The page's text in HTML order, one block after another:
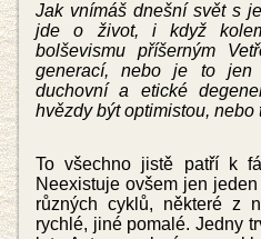
Jak vnímáš dnešní svět s
jde o život, i když
bolševismu příšerným
generací, nebo je to jen
duchovní a etické
hvězdy být optimistou,
To všechno jistě patří k
Neexistuje ovšem jen
různých cyklů, některé z
rychlé, jiné pomalé. Jedny